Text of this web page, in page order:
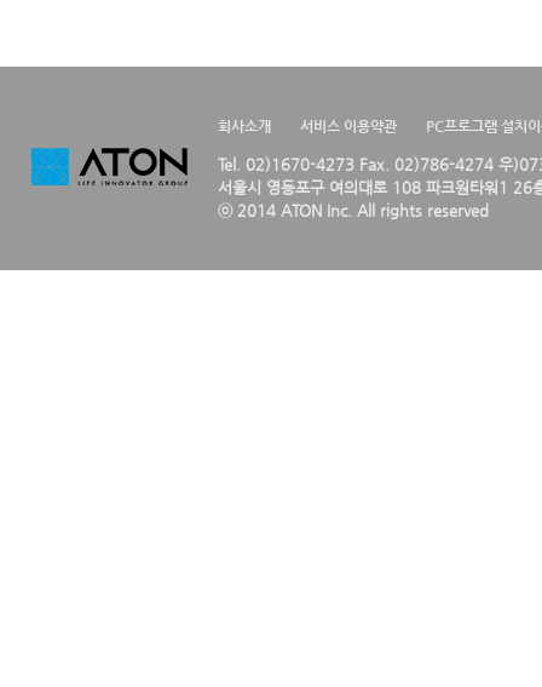
회사소개 서비스 이용약관 PC프로그램 설치
Tel. 02)1670-4273 Fax. 02)786-4274 우
서울시 영등포구 여의대로 108 파크원타워1 26
ⓒ 2014 ATON Inc. All rights reserved